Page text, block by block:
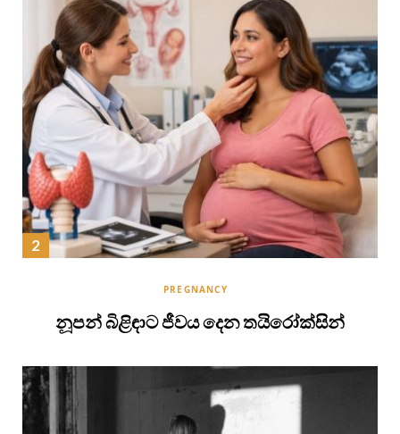
PREGNANCY
නූපන් බිළිඳාට ජීවය දෙන තයිරෝක්සින්